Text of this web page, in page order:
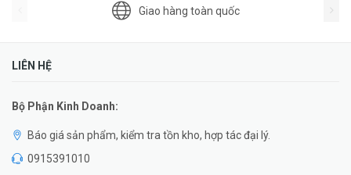
Giao hàng toàn quốc
LIÊN HỆ
Bộ Phận Kinh Doanh:
Báo giá sản phẩm, kiểm tra tồn kho, hợp tác đại lý.
0915391010